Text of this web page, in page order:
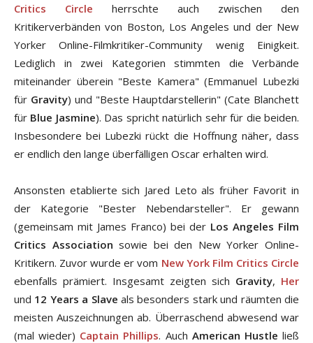
Critics Circle herrschte auch zwischen den
Kritikerverbänden von Boston, Los Angeles und der New
Yorker Online-Filmkritiker-Community wenig Einigkeit.
Lediglich in zwei Kategorien stimmten die Verbände
miteinander überein "Beste Kamera" (Emmanuel Lubezki
für Gravity) und "Beste Hauptdarstellerin" (Cate Blanchett
für Blue Jasmine). Das spricht natürlich sehr für die beiden.
Insbesondere bei Lubezki rückt die Hoffnung näher, dass
er endlich den lange überfälligen Oscar erhalten wird.
Ansonsten etablierte sich Jared Leto als früher Favorit in
der Kategorie "Bester Nebendarsteller". Er gewann
(gemeinsam mit James Franco) bei der Los Angeles Film
Critics Association sowie bei den New Yorker Online-
Kritikern. Zuvor wurde er vom New York Film Critics Circle
ebenfalls prämiert. Insgesamt zeigten sich Gravity, Her
und 12 Years a Slave als besonders stark und räumten die
meisten Auszeichnungen ab. Überraschend abwesend war
(mal wieder) Captain Phillips. Auch American Hustle ließ